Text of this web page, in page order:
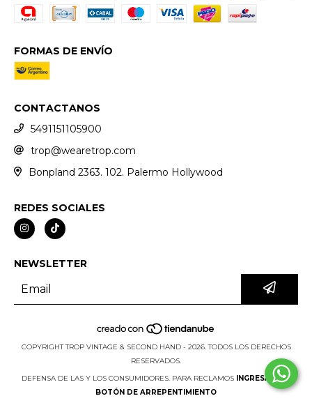
FORMAS DE ENVÍO
CONTACTANOS
5491151105900
trop@wearetrop.com
Bonpland 2363. 102. Palermo Hollywood
REDES SOCIALES
NEWSLETTER
COPYRIGHT TROP VINTAGE & SECOND HAND - 2026. TODOS LOS DERECHOS
RESERVADOS.
DEFENSA DE LAS Y LOS CONSUMIDORES. PARA RECLAMOS INGRESÁ ACÁ.
BOTÓN DE ARREPENTIMIENTO